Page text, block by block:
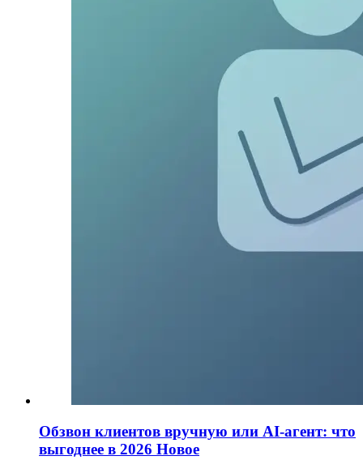
Обзвон клиентов вручную или AI-агент: что
выгоднее в 2026 Новое